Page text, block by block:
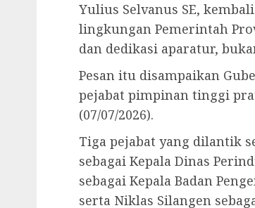
Yulius Selvanus SE,
lingkungan Pemerintah
dan dedikasi aparatur,
Pesan itu disampaikan
pejabat pimpinan tinggi
(07/07/2026).
Tiga pejabat yang dilantik
sebagai Kepala Dinas
sebagai Kepala Badan
serta Niklas Silangen